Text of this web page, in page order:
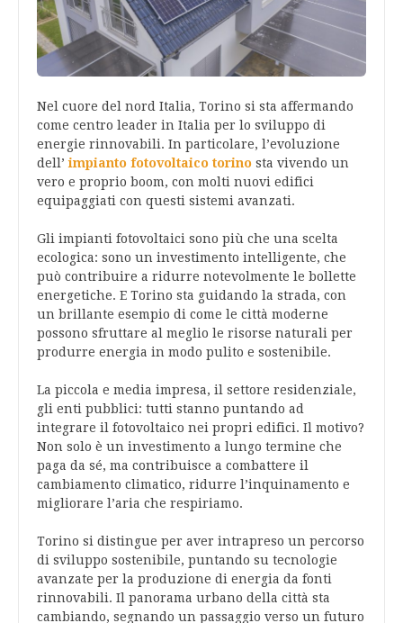
Nel cuore del nord Italia, Torino si sta affermando
come centro leader in Italia per lo sviluppo di
energie rinnovabili. In particolare, l’evoluzione
dell’ impianto fotovoltaico torino sta vivendo un
vero e proprio boom, con molti nuovi edifici
equipaggiati con questi sistemi avanzati.
Gli impianti fotovoltaici sono più che una scelta
ecologica: sono un investimento intelligente, che
può contribuire a ridurre notevolmente le bollette
energetiche. E Torino sta guidando la strada, con
un brillante esempio di come le città moderne
possono sfruttare al meglio le risorse naturali per
produrre energia in modo pulito e sostenibile.
La piccola e media impresa, il settore residenziale,
gli enti pubblici: tutti stanno puntando ad
integrare il fotovoltaico nei propri edifici. Il motivo?
Non solo è un investimento a lungo termine che
paga da sé, ma contribuisce a combattere il
cambiamento climatico, ridurre l’inquinamento e
migliorare l’aria che respiriamo.
Torino si distingue per aver intrapreso un percorso
di sviluppo sostenibile, puntando su tecnologie
avanzate per la produzione di energia da fonti
rinnovabili. Il panorama urbano della città sta
cambiando, segnando un passaggio verso un futuro